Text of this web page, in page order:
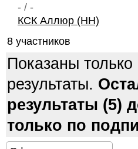
- / -
КСК Аллюр (НН)
8 участников
Показаны
результаты.
результаты (5)
только по